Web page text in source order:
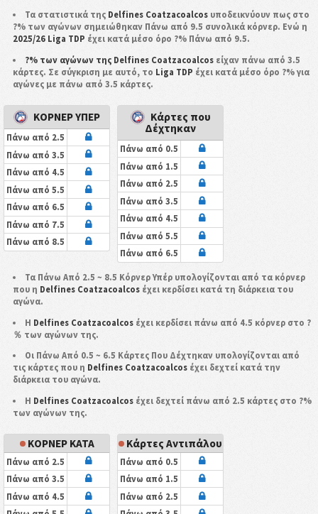
Τα στατιστικά της Delfines Coatzacoalcos υποδεικνύουν πως στο
?% των αγώνων σημειώθηκαν Πάνω από 9.5 συνολικά κόρνερ. Ενώ η
2025/26 Liga TDP έχει κατά μέσο όρο ?% Πάνω από 9.5.
?% των αγώνων της Delfines Coatzacoalcos είχαν πάνω από 3.5
κάρτες. Σε σύγκριση με αυτό, το Liga TDP έχει κατά μέσο όρο ?% για
αγώνες με πάνω από 3.5 κάρτες.
ΚΟΡΝΕΡ ΥΠΕΡ
Πάνω από 2.5
Πάνω από 3.5
Πάνω από 4.5
Πάνω από 5.5
Πάνω από 6.5
Πάνω από 7.5
Πάνω από 8.5
Κάρτες που
Δέχτηκαν
Πάνω από 0.5
Πάνω από 1.5
Πάνω από 2.5
Πάνω από 3.5
Πάνω από 4.5
Πάνω από 5.5
Πάνω από 6.5
Τα Πάνω Από 2.5 ~ 8.5 Κόρνερ Υπέρ υπολογίζονται από τα κόρνερ
που η Delfines Coatzacoalcosέχει κερδίσει κατά τη διάρκεια του
αγώνα.
Η Delfines Coatzacoalcos έχει κερδίσει πάνω από 4.5 κόρνερ στο ?
％ των αγώνων της.
Οι Πάνω Από 0.5 ~ 6.5 Κάρτες Που Δέχτηκαν υπολογίζονται από
τις κάρτες που η Delfines Coatzacoalcosέχει δεχτεί κατά την
διάρκεια του αγώνα.
Η Delfines Coatzacoalcos έχει δεχτεί πάνω από 2.5 κάρτες στο ?%
των αγώνων της.
ΚΟΡΝΕΡ ΚΑΤΑ
Πάνω από 2.5
Πάνω από 3.5
Πάνω από 4.5
Κάρτες Αντιπάλου
Πάνω από 0.5
Πάνω από 1.5
Πάνω από 2.5